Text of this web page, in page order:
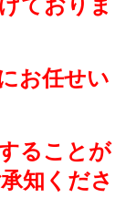
ておりま
お任せい
ることが
知くださ